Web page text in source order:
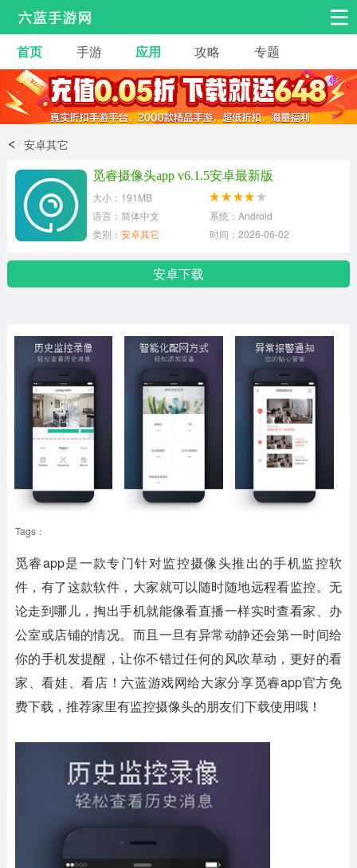
安卓手游 手游工具
热门手游 角色扮演 益智休闲
动作射击
冒险解谜
体育竞技
首页 手游 应用 攻略 专题
安卓其它
觅睿摄像头app v6.1.5安卓最新版
大小：191MB
语言：简体中文
系统：Android
类别： 安卓其它 时间：2026-06-02
安卓下载
Tags：
觅睿app是一款专门针对监控摄像头推出的手机监控软
件，有了这款软件，大家就可以随时随地远程看监控。无
论走到哪儿，掏出手机就能像看直播一样实时查看家、办
公室或店铺的情况。而且一旦有异常动静还会第一时间给
你的手机发提醒，让你不错过任何的风吹草动，更好的看
家、看娃、看店！六蓝游戏网给大家分享觅睿app官方免
费下载，推荐家里有监控摄像头的朋友们下载使用哦！